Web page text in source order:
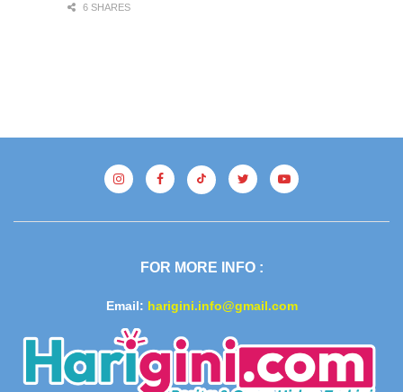
6 SHARES
FOR MORE INFO :
Email: harigini.info@gmail.com